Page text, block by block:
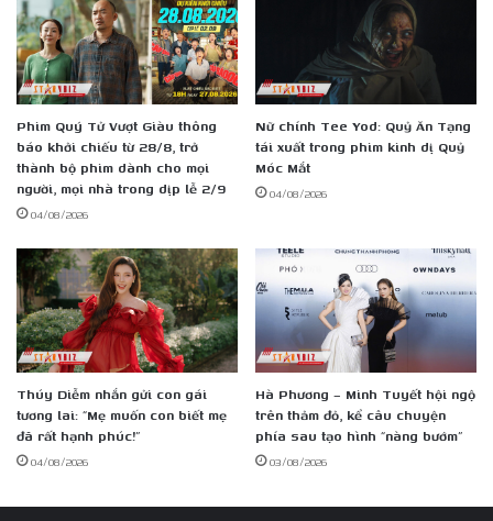
mới
yêu
thương
mẹ
Phim Quý Tử Vượt Giàu thông
báo khởi chiếu từ 28/8, trở
thành bộ phim dành cho mọi
người, mọi nhà trong dịp lễ 2/9
04/08/2026
Nữ chính Tee Yod: Quỷ Ăn Tạng
tái xuất trong phim kinh dị Quỷ
Móc Mắt
04/08/2026
Thúy Diễm nhắn gửi con gái
tương lai: “Mẹ muốn con biết mẹ
đã rất hạnh phúc!”
04/08/2026
Hà Phương – Minh Tuyết hội ngộ
trên thảm đỏ, kể câu chuyện
phía sau tạo hình “nàng bướm”
03/08/2026